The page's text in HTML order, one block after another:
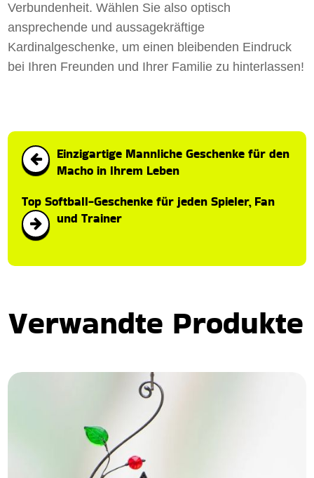
Verbundenheit. Wählen Sie also optisch
ansprechende und aussagekräftige
Kardinalgeschenke, um einen bleibenden Eindruck
bei Ihren Freunden und Ihrer Familie zu hinterlassen!
Einzigartige Mannliche Geschenke für den
Macho in Ihrem Leben
Top Softball-Geschenke für jeden Spieler, Fan
und Trainer
Verwandte Produkte